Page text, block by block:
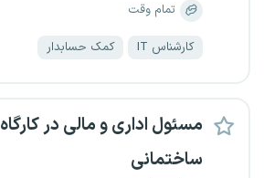
تمام وقت
کارشناس IT کمک حسابدار
مسئول اداری و مالی در کارگاه
ساختمانی